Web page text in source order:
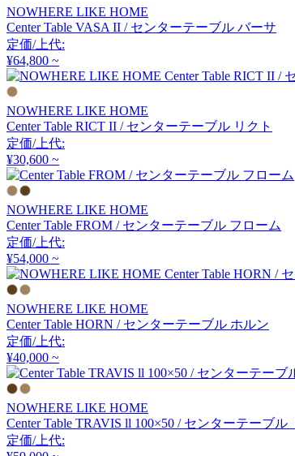
CARBON STOCK FURNI
TURE
カーボンストックファニ
チャー
コッコレ
FURNITURE SUPPLY
コンプレックスユニバー
サルファニチャーサプラ
イ
カンディハウス
CRUSH CRASH PROJECT
クラッシュクラッシュプ
ロジェクト
NOWHERE LIKE HOME
Center Table VASA II / センターテーブル バーサ
定価/上代:
¥64,800 ~
NOWHERE LIKE HOME
Center Table RICT II / センターテーブル リクト
定価/上代:
¥30,600 ~
NOWHERE LIKE HOME
Center Table FROM / センターテーブル フローム
定価/上代:
¥54,000 ~
NOWHERE LIKE HOME
Center Table HORN / センターテーブル ホルン
定価/上代:
¥40,000 ~
NOWHERE LIKE HOME
Center Table TRAVIS ll 100×50 / センターテーブル
定価/上代: